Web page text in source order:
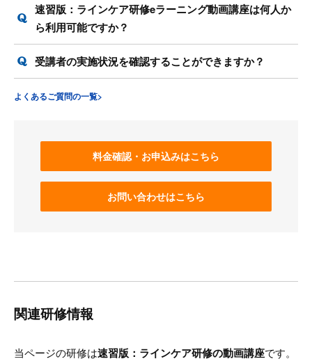
速習版：ラインケア研修eラーニング動画講座は何人か
ら利用可能ですか？
受講者の実施状況を確認することができますか？
よくあるご質問の一覧>
料金確認・お申込みはこちら
お問い合わせはこちら
関連研修情報
当ページの研修は速習版：ラインケア研修の動画講座です。